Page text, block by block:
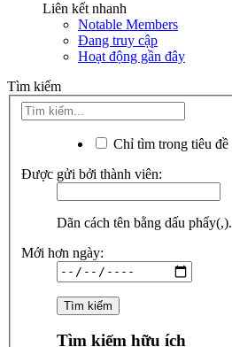
Liên kết nhanh
Notable Members
Đang truy cập
Hoạt động gần đây
Tìm kiếm
Chỉ tìm trong tiêu đề
Được gửi bởi thành viên:
Dãn cách tên bằng dấu phẩy(,).
Mới hơn ngày:
Tìm kiếm hữu ích